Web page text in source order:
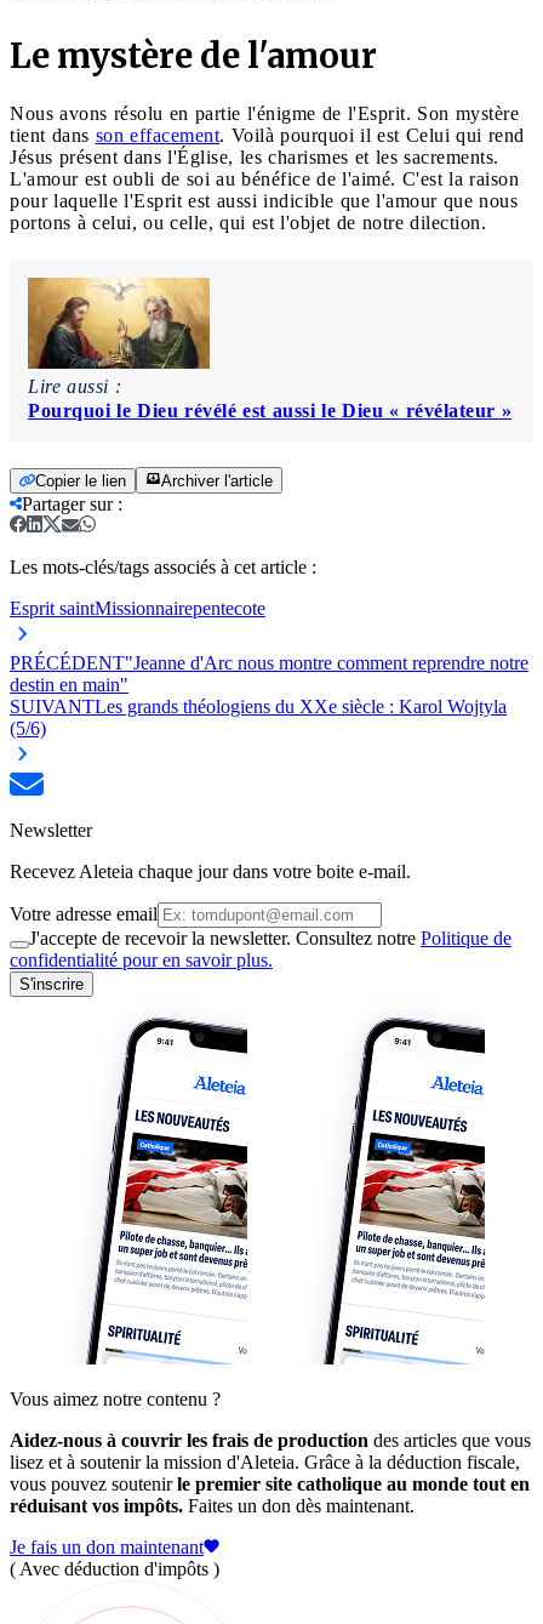
Le mystère de l'amour
Nous avons résolu en partie l'énigme de l'Esprit. Son mystère
tient dans son effacement. Voilà pourquoi il est Celui qui rend
Jésus présent dans l'Église, les charismes et les sacrements.
L'amour est oubli de soi au bénéfice de l'aimé. C'est la raison
pour laquelle l'Esprit est aussi indicible que l'amour que nous
portons à celui, ou celle, qui est l'objet de notre dilection.
Lire aussi :
Pourquoi le Dieu révélé est aussi le Dieu « révélateur »
Copier le lien Archiver l'article
Partager sur:
Les mots-clés/tags associés à cet article :
Esprit saintMissionnairepentecote
PRÉCÉDENT"Jeanne d'Arc nous montre comment reprendre notre
destin en main"
SUIVANTLes grands théologiens du XXe siècle : Karol Wojtyla
(5/6)
Newsletter
Recevez Aleteia chaque jour dans votre boite e-mail.
Votre adresse email
J'accepte de recevoir la newsletter. Consultez notre Politique de
confidentialité pour en savoir plus.
S'inscrire
Vous aimez notre contenu ?
Aidez-nous à couvrir les frais de production des articles que vous
lisez et à soutenir la mission d'Aleteia. Grâce à la déduction fiscale,
vous pouvez soutenirle premier site catholique au monde tout en
réduisant vos impôts. Faites un don dès maintenant.
Je fais un don maintenant
( Avec déduction d'impôts )